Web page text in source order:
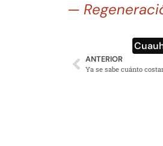
—
ANTERIOR
Ya se sabe cuánto